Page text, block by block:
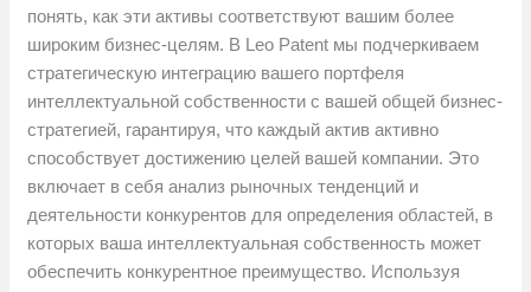
понять, как эти активы соответствуют вашим более
широким бизнес-целям. В Leo Patent мы подчеркиваем
стратегическую интеграцию вашего портфеля
интеллектуальной собственности с вашей общей бизнес-
стратегией, гарантируя, что каждый актив активно
способствует достижению целей вашей компании. Это
включает в себя анализ рыночных тенденций и
деятельности конкурентов для определения областей, в
которых ваша интеллектуальная собственность может
обеспечить конкурентное преимущество. Используя